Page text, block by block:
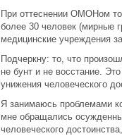
При оттеснении ОМОНом
более 30 человек (мирные
медицинские учреждения
Подчеркну: то, что
не бунт и не восстание.
унижения человеческого
Я занимаюсь проблемами
мне обращались
человеческого